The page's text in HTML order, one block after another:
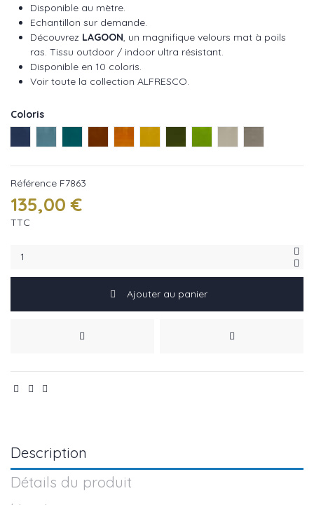
Disponible au mètre.
Echantillon sur demande.
Découvrez LAGOON , un magnifique velours mat à poils
ras. Tissu outdoor / indoor ultra résistant.
Disponible en 10 coloris.
Voir toute la collection ALFRESCO
Coloris
Référence F7863
135,00 €
TTC
Ajouter au panier
Description
Détails du produit